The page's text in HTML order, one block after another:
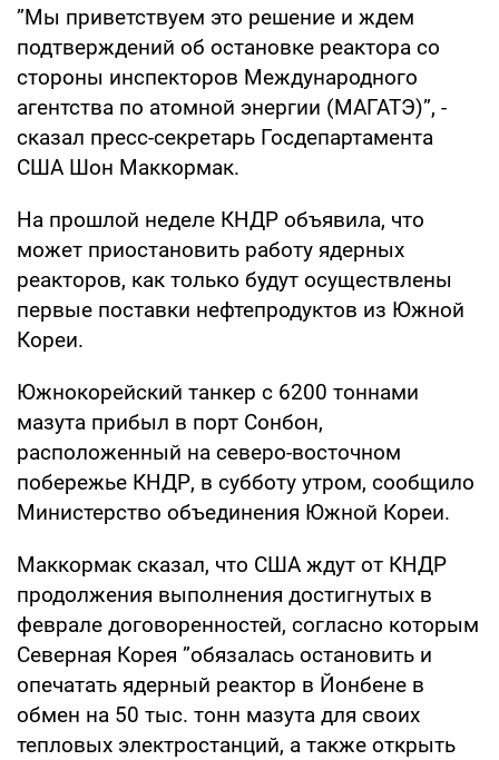
”Мы приветствуем это решение и ждем
подтверждений об остановке реактора со
стороны инспекторов Международного
агентства по атомной энергии (МАГАТЭ)”, -
сказал пресс-секретарь Госдепартамента
США Шон Маккормак.
На прошлой неделе КНДР объявила, что
может приостановить работу ядерных
реакторов, как только будут осуществлены
первые поставки нефтепродуктов из Южной
Кореи.
Южнокорейский танкер с 6200 тоннами
мазута прибыл в порт Сонбон,
расположенный на северо-восточном
побережье КНДР, в субботу утром, сообщило
Министерство объединения Южной Кореи.
Маккормак сказал, что США ждут от КНДР
продолжения выполнения достигнутых в
феврале договоренностей, согласно которым
Северная Корея ”обязалась остановить и
опечатать ядерный реактор в Йонбене в
обмен на 50 тыс. тонн мазута для своих
тепловых электростанций, а также открыть